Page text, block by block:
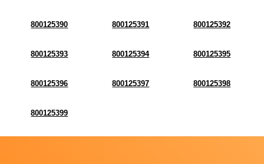
800125390 800125391 800125392
800125393 800125394 800125395
800125396 800125397 800125398
800125399